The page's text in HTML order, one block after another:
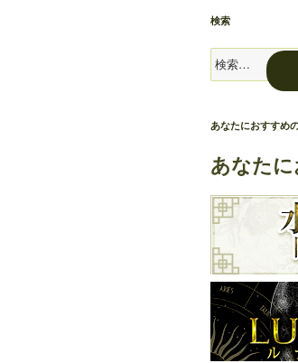
検索
検
索:
あなたにおすすめ
あなた